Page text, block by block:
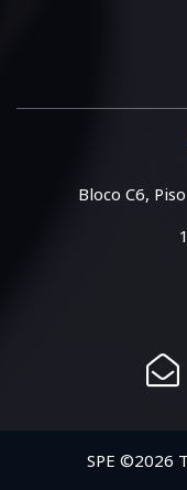
Bloco C6,
SPE ©2026